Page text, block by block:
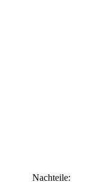
Nachteile: